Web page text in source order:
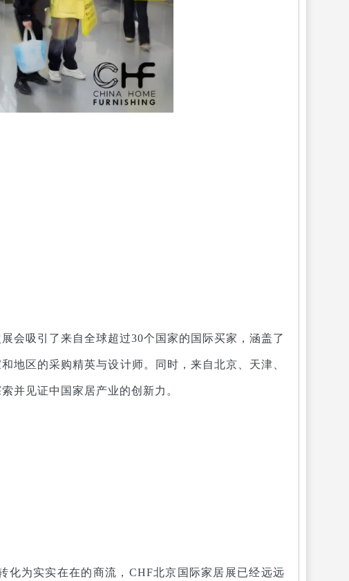
会吸引了来自全球超过30个国家的国际买家，涵盖了
地区的采购精英与设计师。同时，来自北京、天津、
并见证中国家居产业的创新力。
化为实实在在的商流，CHF北京国际家居展已经远远